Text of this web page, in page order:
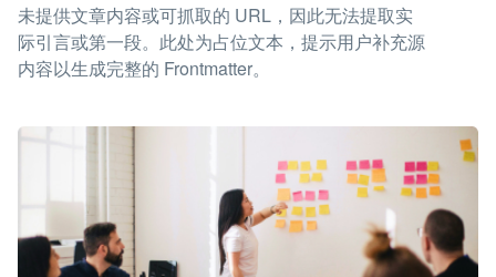
未提供文章内容或可抓取的 URL，因此无法提取实
际引言或第一段。此处为占位文本，提示用户补充源
内容以生成完整的 Frontmatter。